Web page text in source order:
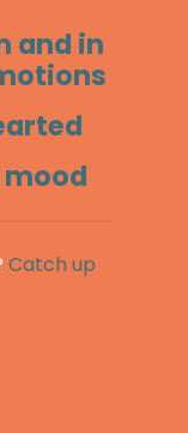
and in
mood
Catch up